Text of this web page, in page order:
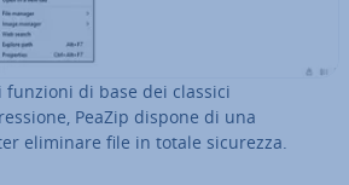
di base dei classici
PeaZip dispone di una
eliminare file in totale sicurezza.